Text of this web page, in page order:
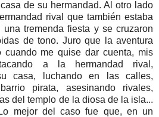
de su hermandad. Al otro lado
rival que también estaba
tremenda fiesta y se cruzaron
de tono. Juro que la aventura
cuando me quise dar cuenta, mis
a la hermandad rival,
casa, luchando en las calles,
pirata, asesinando rivales,
del templo de la diosa de la isla...
mejor del caso fue que, en un